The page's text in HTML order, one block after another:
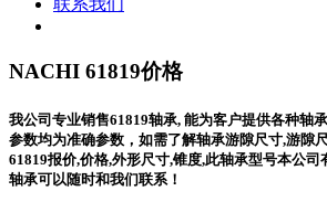
联系我们
NACHI 61819价格
我公司专业销售61819轴承, 能为客户提供各种轴
参数均为准确参数，如需了解轴承游隙尺寸,游隙
61819报价,价格,外形尺寸,锥度,此轴承型号本公
轴承可以随时和我们联系！